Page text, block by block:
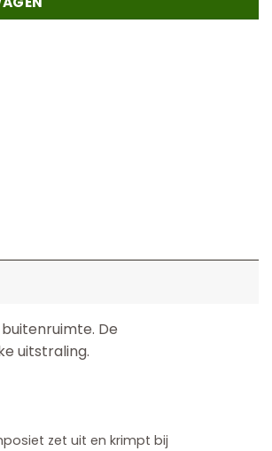
De
uitstraling.
zet uit en krimpt bij